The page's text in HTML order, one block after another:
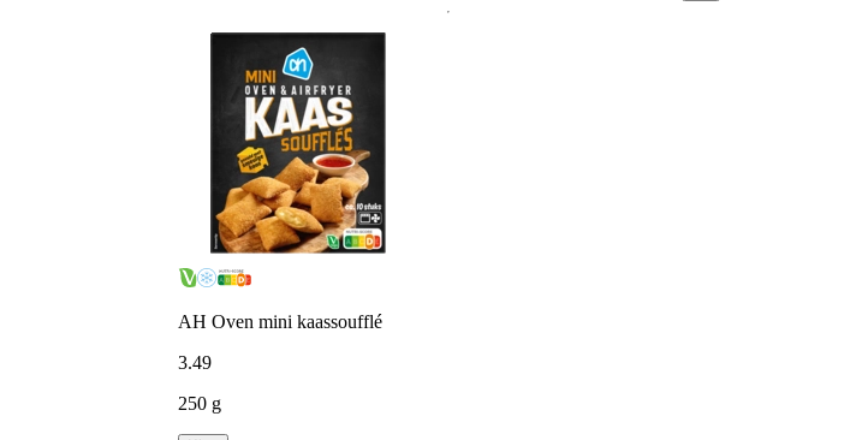
AH Oven mini kaassoufflé
3.49
250 g